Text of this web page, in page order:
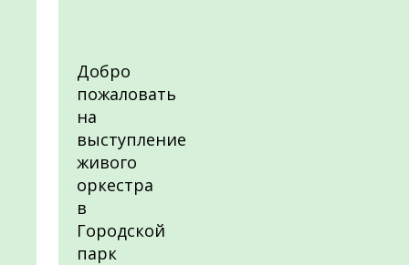
Добро
пожаловать
на
выступление
живого
оркестра
в
Городской
парк